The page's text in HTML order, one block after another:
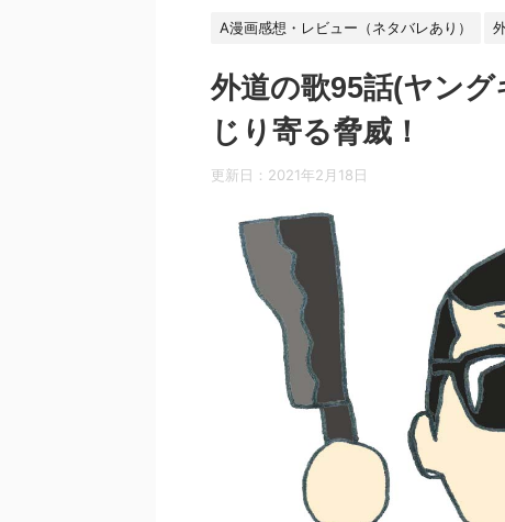
A漫画感想・レビュー（ネタバレあり）
外道の歌95話(ヤン
じり寄る脅威！
更新日： 2021年2月18日